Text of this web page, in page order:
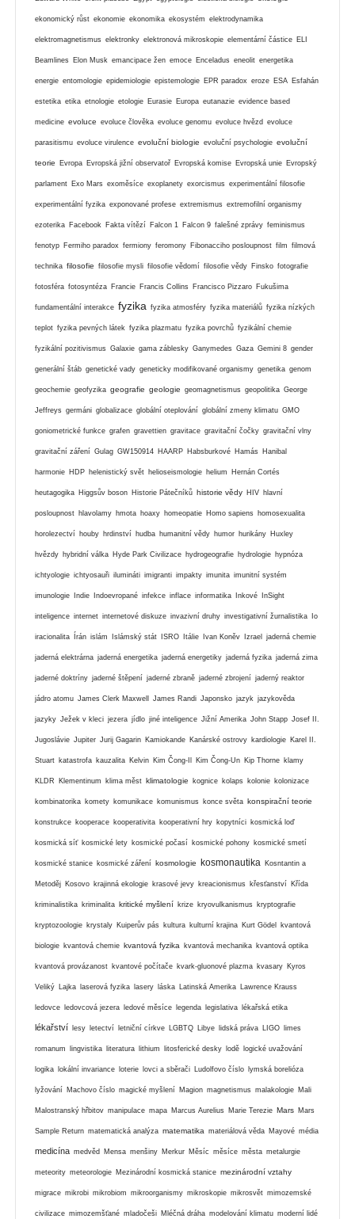
ekonomický růst ekonomie ekonomika ekosystém elektrodynamika
elektromagnetismus elektronky elektronová mikroskopie elementární částice ELI
Beamlines Elon Musk emancipace žen emoce Enceladus eneolit energetika
energie entomologie epidemiologie epistemologie EPR paradox eroze ESA Esfahán
estetika etika etnologie etologie Eurasie Europa eutanazie evidence based
medicine evoluce evoluce člověka evoluce genomu evoluce hvězd evoluce
parasitismu evoluce virulence evoluční biologie evoluční psychologie evoluční
teorie Evropa Evropská jižní observatoř Evropská komise Evropská unie Evropský
parlament Exo Mars exoměsíce exoplanety exorcismus experimentální filosofie
experimentální fyzika exponované profese extremismus extremofilní organismy
ezoterika Facebook Fakta vítězí Falcon 1 Falcon 9 falešné zprávy feminismus
fenotyp Fermiho paradox fermiony feromony Fibonacciho posloupnost film filmová
technika filosofie filosofie mysli filosofie vědomí filosofie vědy Finsko fotografie
fotosféra fotosyntéza Francie Francis Collins Francisco Pizzaro Fukušima
fundamentální interakce fyzika fyzika atmosféry fyzika materiálů fyzika nízkých
teplot fyzika pevných látek fyzika plazmatu fyzika povrchů fyzikální chemie
fyzikální pozitivismus Galaxie gama záblesky Ganymedes Gaza Gemini 8 gender
generální štáb genetické vady geneticky modifikované organismy genetika genom
geochemie geofyzika geografie geologie geomagnetismus geopolitika George
Jeffreys germáni globalizace globální oteplování globální zmeny klimatu GMO
goniometrické funkce grafen gravettien gravitace gravitační čočky gravitační vlny
gravitační záření Gulag GW150914 HAARP Habsburkové Hamás Hanibal
harmonie HDP helenistický svět helioseismologie helium Hernán Cortés
heutagogika Higgsův boson Historie Pátečníků historie vědy HIV hlavní
posloupnost hlavolamy hmota hoaxy homeopatie Homo sapiens homosexualita
horolezectví houby hrdinství hudba humanitní vědy humor hurikány Huxley
hvězdy hybridní válka Hyde Park Civilizace hydrogeografie hydrologie hypnóza
ichtyologie ichtyosauři ilumináti imigranti impakty imunita imunitní systém
imunologie Indie Indoevropané infekce inflace informatika Inkové InSight
inteligence internet internetové diskuze invazivní druhy investigativní žurnalistika Io
iracionalita Írán islám Islámský stát ISRO Itálie Ivan Koněv Izrael jaderná chemie
jaderná elektrárna jaderná energetika jaderná energetiky jaderná fyzika jaderná zima
jaderné doktríny jaderné štěpení jaderné zbraně jaderné zbrojení jaderný reaktor
jádro atomu James Clerk Maxwell James Randi Japonsko jazyk jazykověda
jazyky Ježek v kleci jezera jídlo jiné inteligence Jižní Amerika John Stapp Josef II.
Jugoslávie Jupiter Jurij Gagarin Kamiokande Kanárské ostrovy kardiologie Karel II.
Stuart katastrofa kauzalita Kelvin Kim Čong-Il Kim Čong-Un Kip Thorne klamy
KLDR Klementinum klima měst klimatologie kognice kolaps kolonie kolonizace
kombinatorika komety komunikace komunismus konce světa konspirační teorie
konstrukce kooperace kooperativita kooperativní hry kopytníci kosmická loď
kosmická síť kosmické lety kosmické počasí kosmické pohony kosmické smetí
kosmické stanice kosmické záření kosmologie kosmonautika Kosntantin a
Metoděj Kosovo krajinná ekologie krasové jevy kreacionismus křesťanství Křída
kriminalistika kriminalita kritické myšlení krize kryovulkanismus kryptografie
kryptozoologie krystaly Kuiperův pás kultura kulturní krajina Kurt Gödel kvantová
biologie kvantová chemie kvantová fyzika kvantová mechanika kvantová optika
kvantová provázanost kvantové počítače kvark-gluonové plazma kvasary Kyros
Veliký Lajka laserová fyzika lasery láska Latinská Amerika Lawrence Krauss
ledovce ledovcová jezera ledové měsíce legenda legislativa lékařská etika
lékařství lesy letectví letniční církve LGBTQ Libye lidská práva LIGO limes
romanum lingvistika literatura lithium litosferické desky lodě logické uvažování
logika lokální invariance loterie lovci a sběrači Ludolfovo číslo lymská borelióza
lyžování Machovo číslo magické myšlení Magion magnetismus malakologie Mali
Malostranský hřbitov manipulace mapa Marcus Aurelius Marie Terezie Mars Mars
Sample Return matematická analýza matematika materiálová věda Mayové média
medicína medvěd Mensa menšiny Merkur Měsíc měsíce města metalurgie
meteority meteorologie Mezinárodní kosmická stanice mezinárodní vztahy
migrace mikrobi mikrobiom mikroorganismy mikroskopie mikrosvět mimozemské
civilizace mimozemšťané mladočeši Mléčná dráha modelování klimatu moderní lidé